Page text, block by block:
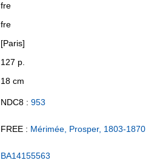
fre
fre
[Paris]
127 p.
18 cm
NDC8 : 953
FREE : Mérimée, Prosper, 1803-1870
BA14155563